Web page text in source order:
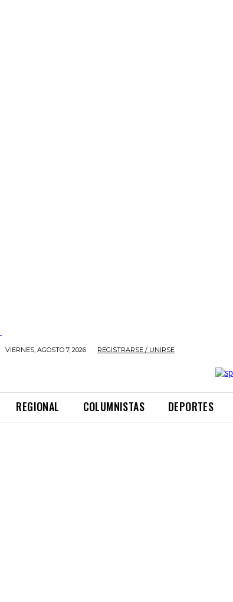
VIERNES, AGOSTO 7, 2026 REGISTRARSE / UNIRSE
REGIONAL COLUMNISTAS DEPORTES